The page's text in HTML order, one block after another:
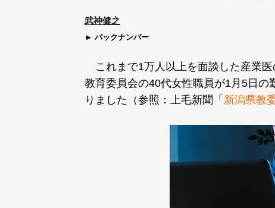
武神健之
バックナンバー
これまで1万人以上を面談した産業
教育委員会の40代女性職員が1月5日
りました（参照：上毛新聞「 新潟県教